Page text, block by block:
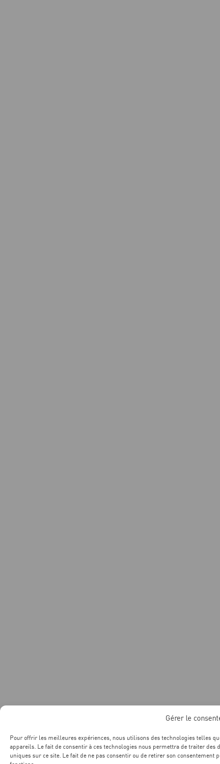
Gérer le
Pour offrir les meilleures expériences, nous utilisons des technologies telles
appareils. Le fait de consentir à ces technologies nous permettra de traiter des
uniques sur ce site. Le fait de ne pas consentir ou de retirer son